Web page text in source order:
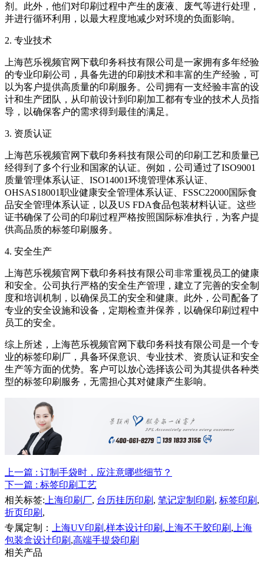
剂。此外，他们对印刷过程中产生的废液、废气等进行处理，
并进行循环利用，以最大程度地减少对环境的负面影响。
2. 专业技术
上海芭乐视频官网下载印务科技有限公司是一家拥有多年经验
的专业印刷公司，具备先进的印刷技术和丰富的生产经验，可
以为客户提供高质量的印刷服务。公司拥有一支经验丰富的设
计和生产团队，从印前设计到印刷加工都有专业的技术人员指
导，以确保客户的需求得到最佳的满足。
3. 资质认证
上海芭乐视频官网下载印务科技有限公司的印刷工艺和质量已
经得到了多个行业和国家的认证。例如，公司通过了ISO9001
质量管理体系认证、ISO14001环境管理体系认证、
OHSAS18001职业健康安全管理体系认证、FSSC22000国际食
品安全管理体系认证，以及US FDA食品包装材料认证。这些
证书确保了公司的印刷过程严格按照国际标准执行，为客户提
供高品质的标签印刷服务。
4. 安全生产
上海芭乐视频官网下载印务科技有限公司非常重视员工的健康
和安全。公司执行严格的安全生产管理，建立了完善的安全制
度和培训机制，以确保员工的安全和健康。此外，公司配备了
专业的安全设施和设备，定期检查并保养，以确保印刷过程中
员工的安全。
综上所述，上海芭乐视频官网下载印务科技有限公司是一个专
业的标签印刷厂，具备环保意识、专业技术、资质认证和安全
生产等方面的优势。客户可以放心选择该公司为其提供各种类
型的标签印刷服务，无需担心其对健康产生影响。
上一篇 : 订制手袋时，应注意哪些细节？
下一篇 : 标签印刷工艺
相关标签: 上海印刷厂, 台历挂历印刷 , 笔记定制印刷 , 标签印刷 ,
折页印刷 ,
专属定制：
上海UV印刷 ,样本设计印刷 , 上海不干胶印刷 , 上海
包装盒设计印刷 ,高端手提袋印刷
相关产品